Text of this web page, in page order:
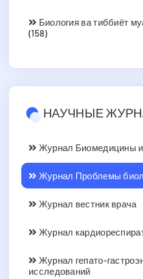
Биология ва тиббиёт
(158)
НАУЧНЫЕ
Журнал Биомедицины и
Журнал Проблемы
Журнал вестник врача
Журнал
Журнал гепато-
исследований